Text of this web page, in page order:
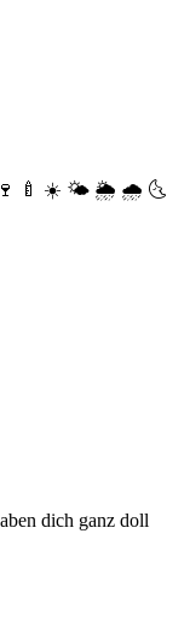
🍷 🍼 ☀️ 🌤 🌦 🌧 🌜
dich ganz doll